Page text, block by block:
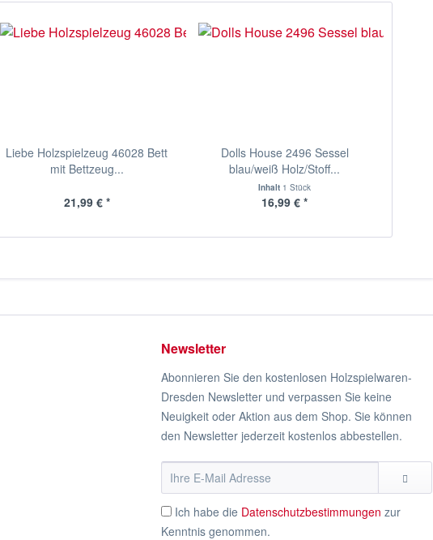
Liebe Holzspielzeug 46028 Bett
mit Bettzeug...
21,99 € *
Dolls House 2496 Sessel
blau/weiß Holz/Stoff...
Inhalt 1 Stück
16,99 € *
Newsletter
Abonnieren Sie den kostenlosen Holzspielwaren-
Dresden Newsletter und verpassen Sie keine
Neuigkeit oder Aktion aus dem Shop. Sie können
den Newsletter jederzeit kostenlos abbestellen.
Ich habe die Datenschutzbestimmungen zur
Kenntnis genommen.